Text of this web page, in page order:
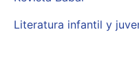
Literatura infantil y